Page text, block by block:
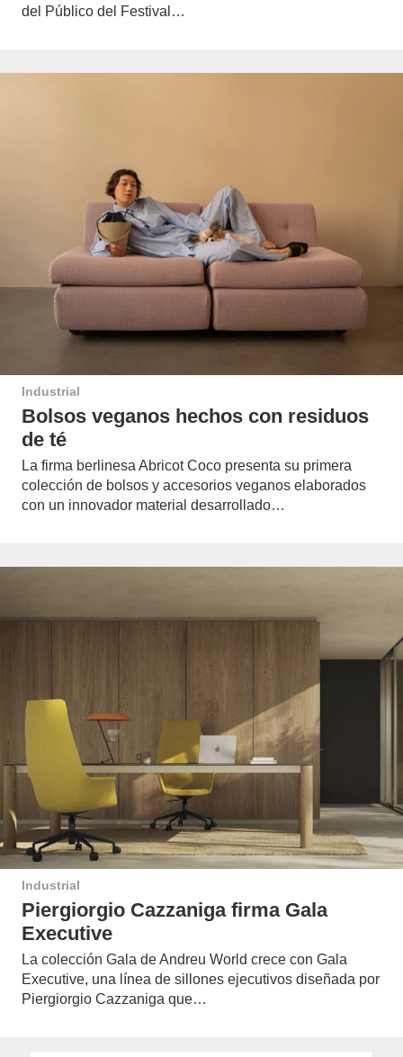
del Público del Festival…
Industrial
Bolsos veganos hechos con residuos
de té
La firma berlinesa Abricot Coco presenta su primera
colección de bolsos y accesorios veganos elaborados
con un innovador material desarrollado…
Industrial
Piergiorgio Cazzaniga firma Gala
Executive
La colección Gala de Andreu World crece con Gala
Executive, una línea de sillones ejecutivos diseñada por
Piergiorgio Cazzaniga que…